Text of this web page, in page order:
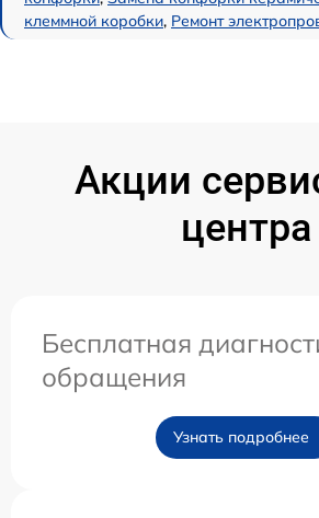
клеммной коробки, Ремонт
Акции
центра
Бесплатная
обращения
Узнать подробнее